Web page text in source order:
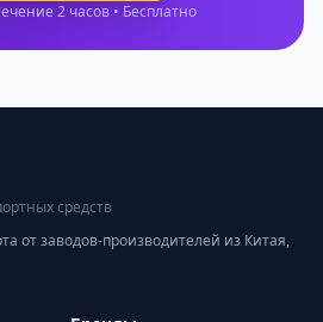
2 часов • Бесплатно
средств
от заводов-производителей из Китая,